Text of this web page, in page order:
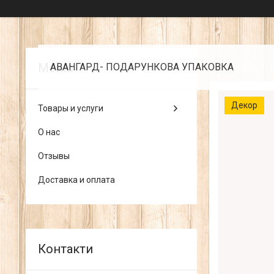
АВАНГАРД- ПОДАРУНКОВА УПАКОВКА
Декор
Товары и услуги
О нас
Отзывы
Доставка и оплата